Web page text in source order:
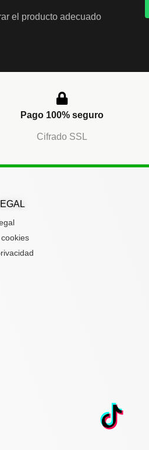
el producto adecuado
Pago 100% seguro
Cifrado SSL